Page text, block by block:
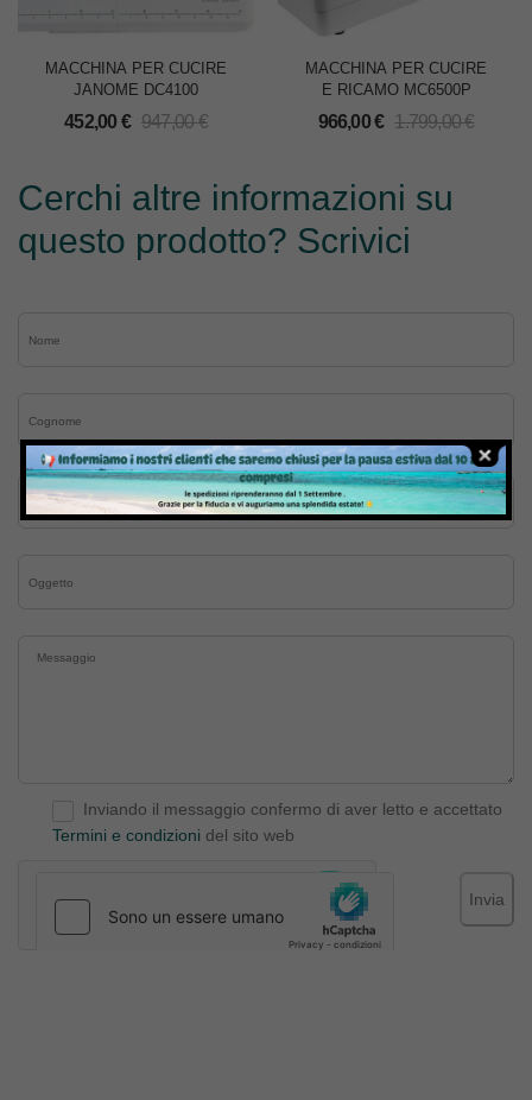
MACCHINA PER CUCIRE
JANOME DC4100
452,00 € 947,00€
MACCHINA PER CUCIRE
E RICAMO MC6500P
966,00€ 1.799,00€
Cerchi altre informazioni su
questo prodotto? Scrivici
Inviando il messaggio confermo di aver letto e accettato
Termini e condizioni del sito web
Invia